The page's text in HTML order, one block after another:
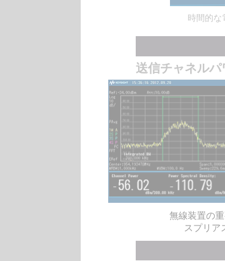
時間的な
送信チャネルパ
無線装置の
スプリア